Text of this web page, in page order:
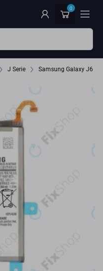
0
J Serie Samsung Galaxy J6